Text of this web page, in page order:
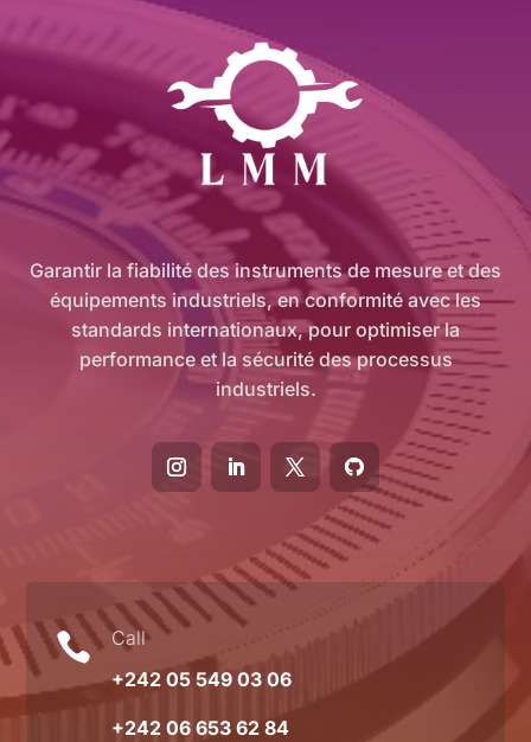
Garantir la fiabilité des instruments de mesure et des
équipements industriels, en conformité avec les
standards internationaux, pour optimiser la
performance et la sécurité des processus
industriels.

Call
+242 05 549 03 06
+242 06 653 62 84